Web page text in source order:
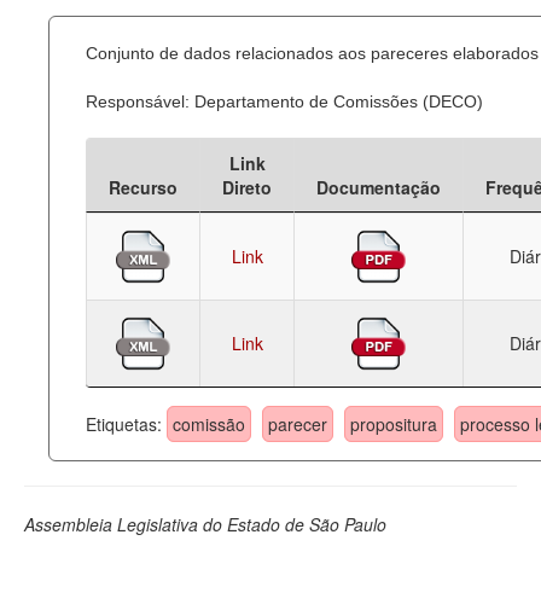
Processo Legislativo
Deputados Estaduais
Administração
Legislação
Perguntas frequentes
Contato
Conjunto de dados relacionados aos pareceres
Responsável: Departamento de Comissões (DECO)
Recurso
Link
Direto
Documentação
Link
Link
Etiquetas: comissão parecer propositura processo
Assembleia Legislativa do Estado de São Paulo